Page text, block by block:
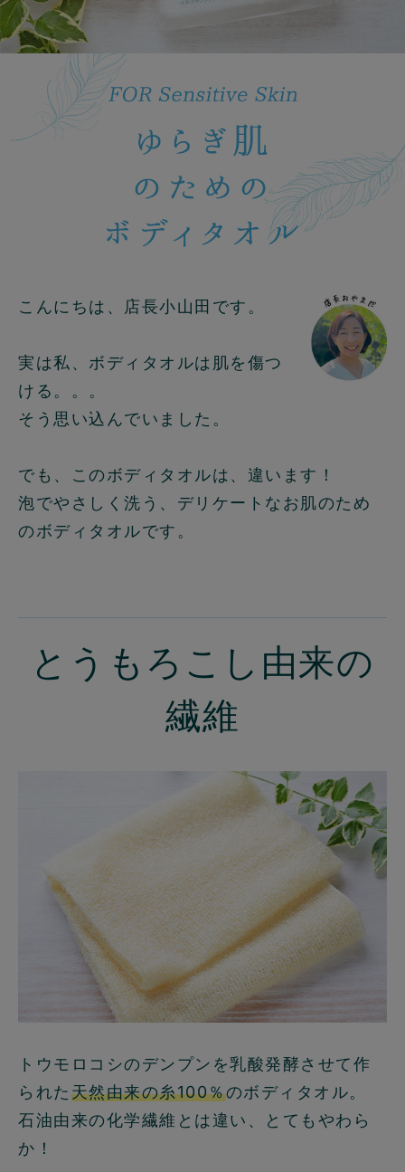
こんにちは、店長小山田です。
実は私、ボディタオルは肌を傷つ
ける。。。
そう思い込んでいました。
でも、このボディタオルは、違います！
泡でやさしく洗う、デリケートなお肌のため
のボディタオルです。
とうもろこし由来の
繊維
トウモロコシのデンプンを乳酸発酵させて作
られた天然由来の糸100％のボディタオル。
石油由来の化学繊維とは違い、とてもやわら
か！